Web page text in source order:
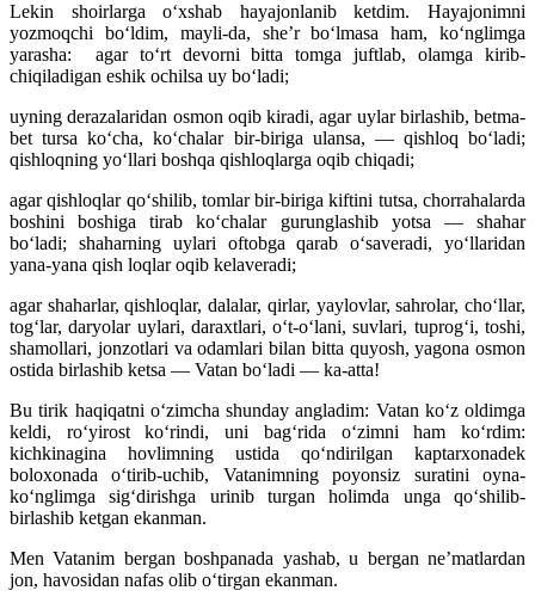
Lekin shoirlarga o‘xshab hayajonlanib ketdim. Hayajonimni
yozmoqchi bo‘ldim, mayli-da, she’r bo‘lmasa ham, ko‘nglimga
yarasha: agar to‘rt devorni bitta tomga juftlab, olamga kirib-
chiqiladigan eshik ochilsa uy bo‘ladi;
uyning derazalaridan osmon oqib kiradi, agar uylar birlashib, betma-
bet tursa ko‘cha, ko‘chalar bir-biriga ulansa, — qishloq bo‘ladi;
qishloqning yo‘llari boshqa qishloqlarga oqib chiqadi;
agar qishloqlar qo‘shilib, tomlar bir-biriga kiftini tutsa, chorrahalarda
boshini boshiga tirab ko‘chalar gurunglashib yotsa — shahar
bo‘ladi; shaharning uylari oftobga qarab o‘saveradi, yo‘llaridan
yana-yana qish loqlar oqib kelaveradi;
agar shaharlar, qishloqlar, dalalar, qirlar, yaylovlar, sahrolar, cho‘llar,
tog‘lar, daryolar uylari, daraxtlari, o‘t-o‘lani, suvlari, tuprog‘i, toshi,
shamollari, jonzotlari va odamlari bilan bitta quyosh, yagona osmon
ostida birlashib ketsa — Vatan bo‘ladi — ka-atta!
Bu tirik haqiqatni o‘zimcha shunday angladim: Vatan ko‘z oldimga
keldi, ro‘yirost ko‘rindi, uni bag‘rida o‘zimni ham ko‘rdim:
kichkinagina hovlimning ustida qo‘ndirilgan kaptarxonadek
boloxonada o‘tirib-uchib, Vatanimning poyonsiz suratini oyna-
ko‘nglimga sig‘dirishga urinib turgan holimda unga qo‘shilib-
birlashib ketgan ekanman.
Men Vatanim bergan boshpanada yashab, u bergan ne’matlardan
jon, havosidan nafas olib o‘tirgan ekanman.